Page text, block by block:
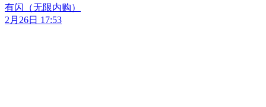
有闪（无限内购）
2月26日 17:53